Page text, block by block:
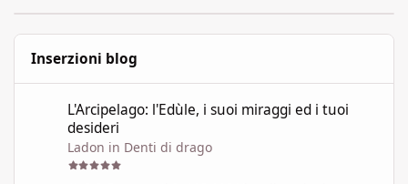
Inserzioni blog
L'Arcipelago: l'Edùle, i suoi miraggi ed i tuoi
desideri
Ladon in Denti di drago